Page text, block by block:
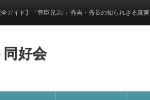
好会
豊臣兄弟!」秀吉・秀長の知られざる真実と絆とは？